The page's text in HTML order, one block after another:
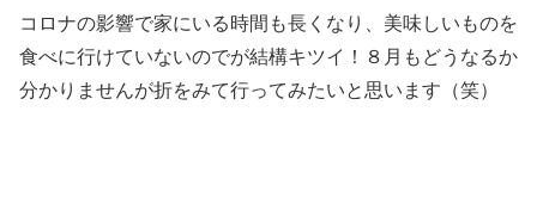
コロナの影響で家にいる時間も長くなり、美味しいものを
食べに行けていないのでが結構キツイ！８月もどうなるか
分かりませんが折をみて行ってみたいと思います（笑）